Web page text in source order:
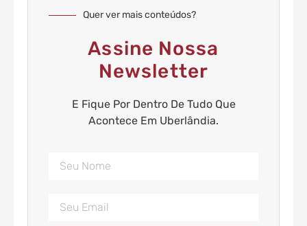
Quer ver mais conteúdos?
Assine Nossa
Newsletter
E Fique Por Dentro De Tudo Que
Acontece Em Uberlândia.